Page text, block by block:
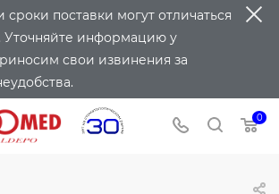
поставки могут отличаться
Уточняйте информацию у
свои извинения за
0